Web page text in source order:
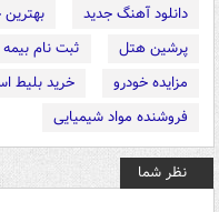
دانلود آهنگ جدید
پرشین هتل
ثبت نام بیمه
مزایده خودرو
خرید بلیط
فروشنده مواد شیمیایی
نظر شما